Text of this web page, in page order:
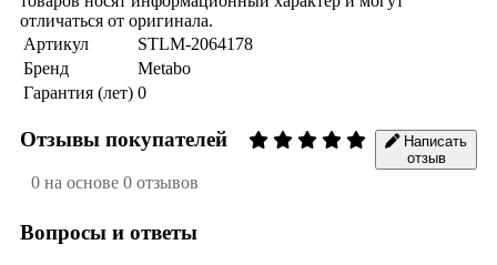
отличаться от оригинала.
Артикул
STLM-2064178
Бренд
Metabo
Гарантия (лет) 0
Отзывы покупателей
0 на основе 0 отзывов
Написать
отзыв
Вопросы и ответы